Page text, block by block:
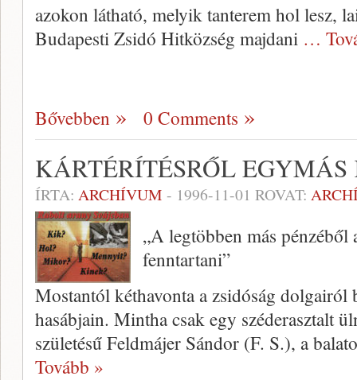
azokon látható, melyik tanterem hol lesz,
Budapesti Zsidó Hitközség majdani …
Bővebben 0 Comments
KÁRTÉRÍTÉSRŐL EGYMÁS
ÍRTA: ARCHÍVUM - 1996-11-01 ROVAT:
„A legtöbben más
fenntartani”
Mostantól kéthavonta a zsidóság dolgairól
hasábjain. Mintha csak egy széderasztalt
születésű Feldmájer Sándor (F. S.), a
Tovább »